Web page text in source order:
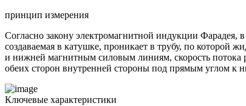
принцип измерения
Согласно закону электромагнитной индукции Фарадея,
создаваемая в катушке, проникает в трубу, по которой
и нижней магнитным силовым линиям, скорость потока
обеих сторон внутренней стороны под прямым углом к
Ключевые характеристики